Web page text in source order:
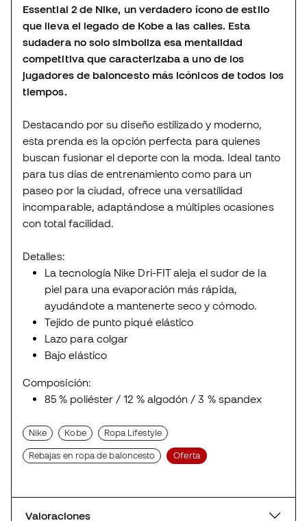
Essential 2 de Nike, un verdadero ícono de estilo
que lleva el legado de Kobe a las calles. Esta
sudadera no solo simboliza esa mentalidad
competitiva que caracterizaba a uno de los
jugadores de baloncesto más icónicos de todos los
tiempos.
Destacando por su diseño estilizado y moderno,
esta prenda es la opción perfecta para quienes
buscan fusionar el deporte con la moda. Ideal tanto
para tus días de entrenamiento como para un
paseo por la ciudad, ofrece una versatilidad
incomparable, adaptándose a múltiples ocasiones
con total facilidad.
Detalles:
La tecnología Nike Dri-FIT aleja el sudor de la
piel para una evaporación más rápida,
ayudándote a mantenerte seco y cómodo.
Tejido de punto piqué elástico
Lazo para colgar
Bajo elástico
Composición:
85 % poliéster / 12 % algodón / 3 % spandex
Nike Kobe Ropa Lifestyle
Rebajas en ropa de baloncesto Oferta
Valoraciones